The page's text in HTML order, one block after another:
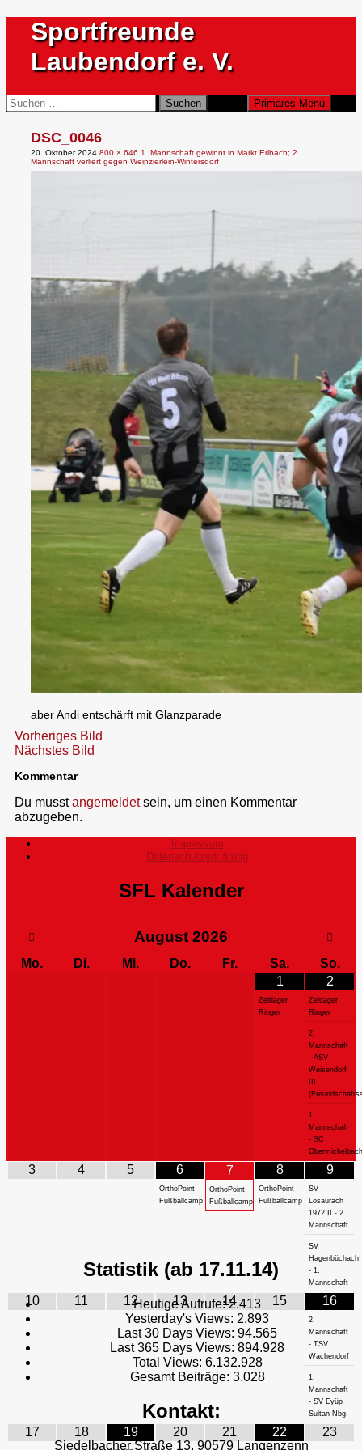
Inhalt
springen
Sportfreunde
Laubendorf e. V.
Suchen Primäres Menü
Suchen
nach:
DSC_0046
20. Oktober 2024 800 × 646 1. Mannschaft gewinnt in Markt Erlbach; 2.
Mannschaft verliert gegen Weinzierlein-Wintersdorf
aber Andi entschärft mit Glanzparade
Vorheriges Bild
Nächstes Bild
Kommentar
Du musstangemeldetsein, um einen Kommentar
abzugeben.
Impressum
Datenschutzerklärung
SFL Kalender
August 2026
Mo. Di. Mi. Do. Fr. Sa.
So.
1
Zeltlager
Ringer
2
Zeltlager
Ringer
2.
Mannschaft
- ASV
Weisendorf
1.
Mannschaft
- SC
Obermichelbach
3 4 5 6
OrthoPoint
Fußballcamp
7
OrthoPoint
Fußballcamp
8
OrthoPoint
Fußballcamp
9
SV
Losaurach
1972 II - 2.
Mannschaft
SV
Hagenbüchach
- 1.
Mannschaft
10 11 12 13 14 15 16
2.
Mannschaft
- TSV
Wachendorf
1.
Mannschaft
- SV Eyüp
Sultan Nbg.
17 18 19 20 21 22 23
Statistik (ab 17.11.14)
Heutige Aufrufe:2.413
Yesterday's Views: 2.893
Last 30 Days Views: 94.565
Last 365 Days Views: 894.928
Total Views: 6.132.928
Gesamt Beiträge: 3.028
Kontakt:
Siedelbacher Straße 13, 90579 Langenzenn